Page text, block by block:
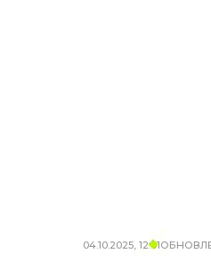
04.10.2025, 12:01